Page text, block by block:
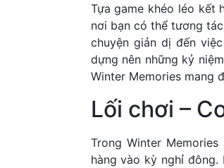
Tựa game khéo léo kết
nơi bạn có thể tương
chuyện giản dị đến
dựng nên những kỷ
Winter Memories mang
Lối chơi –
Trong Winter
hàng vào kỳ nghỉ